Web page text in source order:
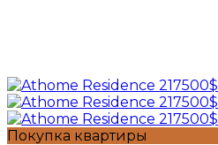
Покупка квартиры